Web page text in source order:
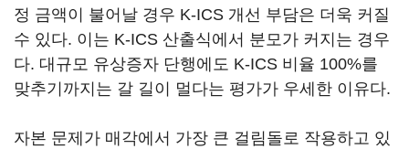
정 금액이 불어날 경우 K-ICS 개선 부담은 더욱 커질
수 있다. 이는 K-ICS 산출식에서 분모가 커지는 경우
다. 대규모 유상증자 단행에도 K-ICS 비율 100%를
맞추기까지는 갈 길이 멀다는 평가가 우세한 이유다.
자본 문제가 매각에서 가장 큰 걸림돌로 작용하고 있